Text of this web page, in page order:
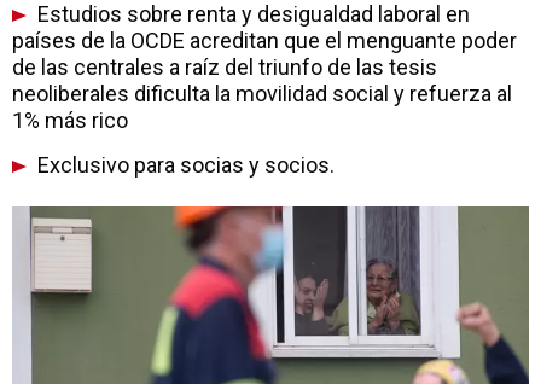
Estudios sobre renta y desigualdad laboral en
países de la OCDE acreditan que el menguante poder
de las centrales a raíz del triunfo de las tesis
neoliberales dificulta la movilidad social y refuerza al
1% más rico
Exclusivo para socias y socios.